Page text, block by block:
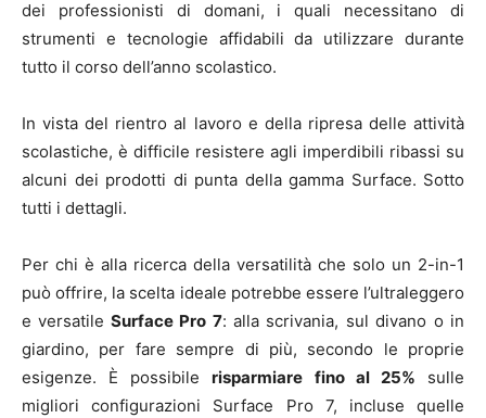
dei professionisti di domani, i quali necessitano di
strumenti e tecnologie affidabili da utilizzare durante
tutto il corso dell’anno scolastico.
In vista del rientro al lavoro e della ripresa delle attività
scolastiche, è difficile resistere agli imperdibili ribassi su
alcuni dei prodotti di punta della gamma Surface. Sotto
tutti i dettagli.
Per chi è alla ricerca della versatilità che solo un 2-in-1
può offrire, la scelta ideale potrebbe essere l’ultraleggero
e versatile Surface Pro 7: alla scrivania, sul divano o in
giardino, per fare sempre di più, secondo le proprie
esigenze. È possibilerisparmiare fino al 25% sulle
migliori configurazioni Surface Pro 7, incluse quelle